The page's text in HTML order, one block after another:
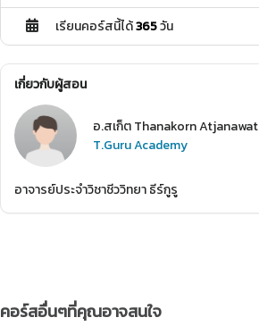
เรียนคอร์สนี้ได้365วัน
เกี่ยวกับผู้สอน
อ.สเก็ต Thanakorn Atjanawat
T.Guru Academy
อาจารย์ประจำวิชาชีววิทยา ธีร์กูรู
คอร์สอื่นๆที่คุณอาจสนใจ